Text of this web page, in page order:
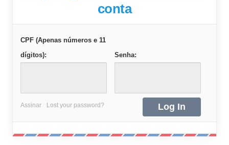
conta
CPF (Apenas números e 11
dígitos):
Senha:
Assinar Lost your password?